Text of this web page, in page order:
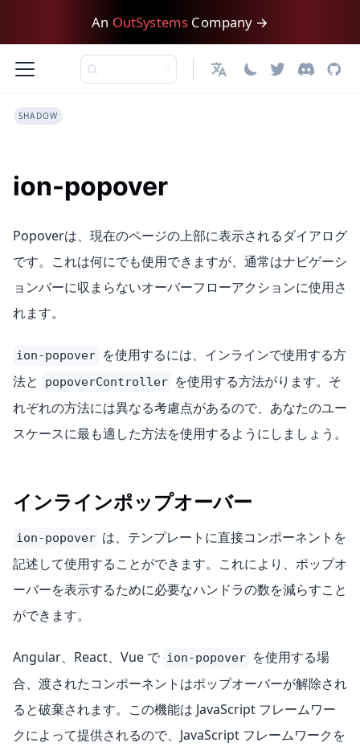
An OutSystems Company →
日本語
ion-popover
SHADOW
Popoverは、現在のページの上部に表示されるダイアログ
です。これは何にでも使用できますが、通常はナビゲーシ
ョンバーに収まらないオーバーフローアクションに使用さ
れます。
ion-popover を使用するには、インラインで使用する方
法と
popoverController を使用する方法がります。そ
れぞれの方法には異なる考慮点があるので、あなたのユー
スケースに最も適した方法を使用するようにしましょう。
インラインポップオーバー
ion-popover は、テンプレートに直接コンポーネントを
記述して使用することができます。これにより、ポップオ
ーバーを表示するために必要なハンドラの数を減らすこと
ができます。
Angular、React、Vue で ion-popover を使用する場
合、渡されたコンポーネントはポップオーバーが解除され
ると破棄されます。この機能は JavaScript フレームワー
クによって提供されるので、JavaScript フレームワークを